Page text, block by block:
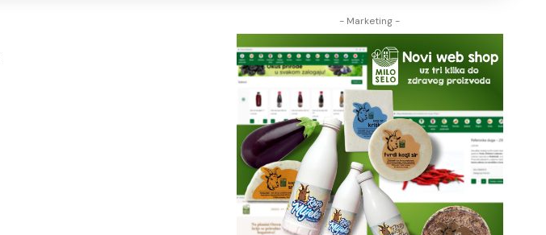
- Marketing -